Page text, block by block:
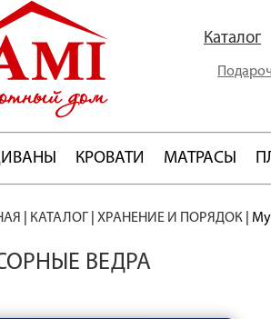
Каталог
КРОВАТИ МАТРАСЫ
КАТАЛОГ ХРАНЕНИЕ И ПОРЯДОК
ВЕДРА